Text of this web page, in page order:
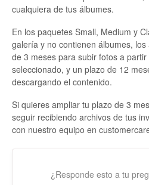
cualquiera de tus álbumes.
En los paquetes Small, Medium y
galería y no contienen álbumes,
de 3 meses para subir fotos a
seleccionado, y un plazo de 12
descargando el contenido.
Si quieres ampliar tu plazo de 3
seguir recibiendo archivos de tus
con nuestro equipo en
¿Responde esto a tu